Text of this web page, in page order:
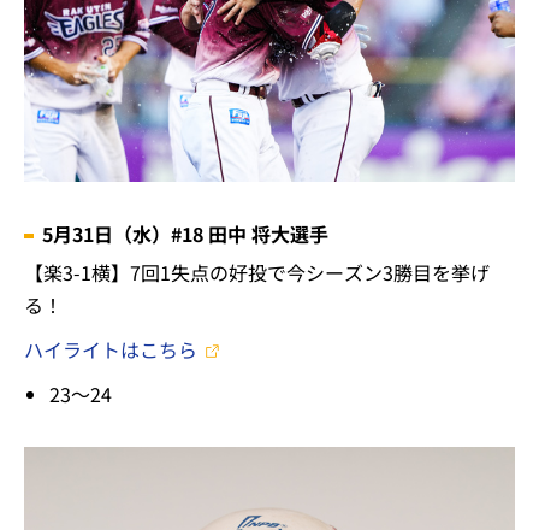
5月31日（水）#18 田中 将大選手
【楽3-1横】7回1失点の好投で今シーズン3勝目を挙げ
る！
ハイライトはこちら
23～24